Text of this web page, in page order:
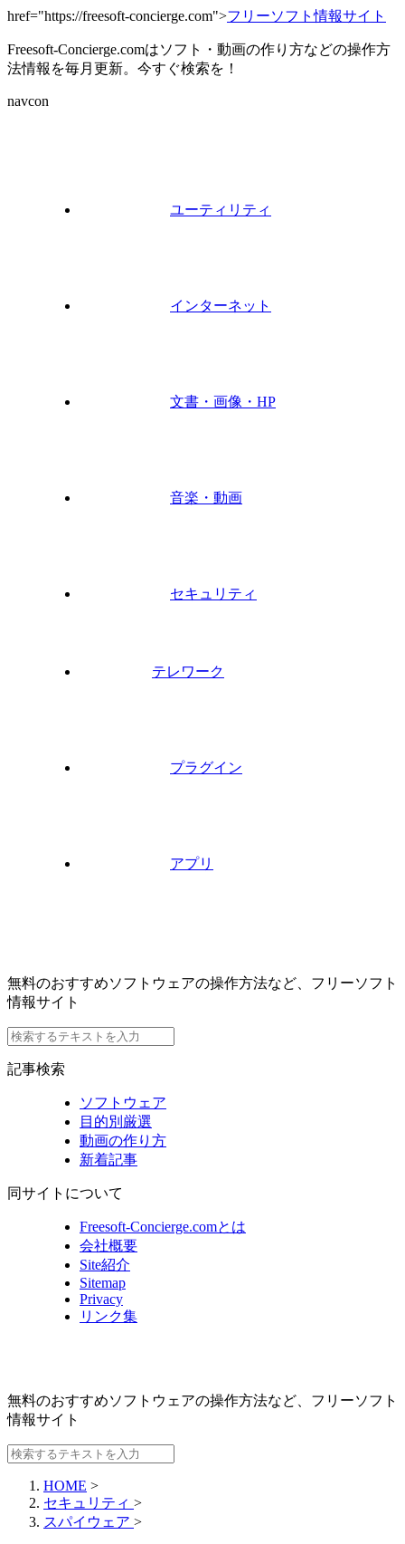
href="https://freesoft-concierge.com">フリーソフト情報サイト
Freesoft-Concierge.comはソフト・動画の作り方などの操作方
法情報を毎月更新。今すぐ検索を！
navcon
ユーティリティ
インターネット
文書・画像・HP
音楽・動画
セキュリティ
テレワーク
プラグイン
アプリ
無料のおすすめソフトウェアの操作方法など、フリーソフト
情報サイト
記事検索
ソフトウェア
目的別厳選
動画の作り方
新着記事
同サイトについて
Freesoft-Concierge.comとは
会社概要
Site紹介
Sitemap
Privacy
リンク集
無料のおすすめソフトウェアの操作方法など、 フリーソフト
情報サイト
HOME >
セキュリティ >
スパイウェア >